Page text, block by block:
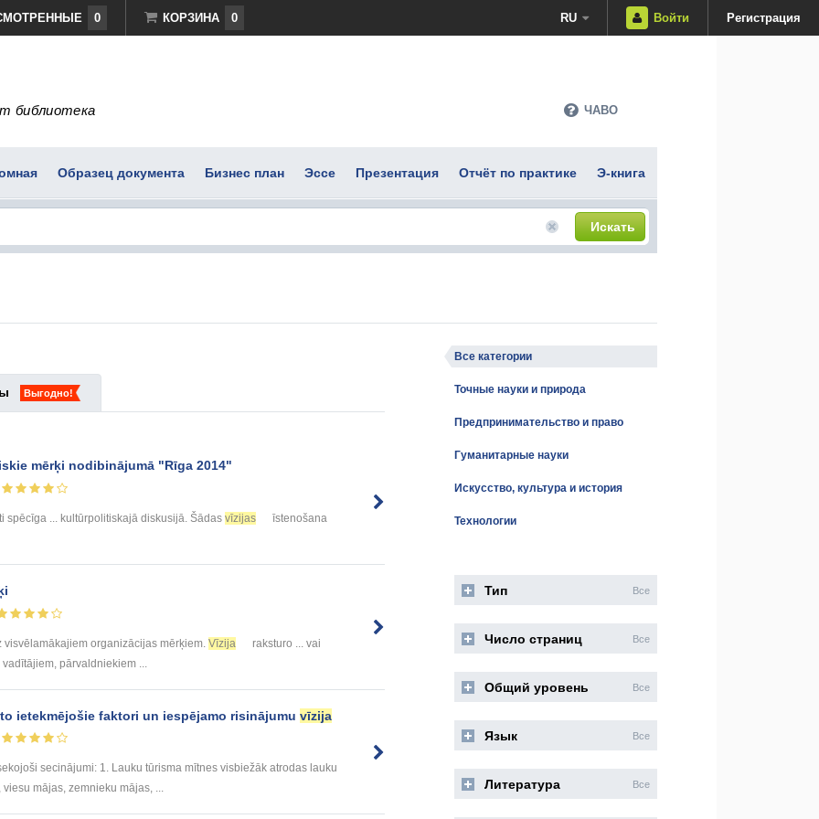
0 КОРЗИНА 0 RU Войти Регистрация
библиотека ЧАВО
Образец документа Бизнес план Эссе Презентация Отчёт по практике Э-книга
Искать
Выгодно!
mērķi nodibinājumā "Rīga 2014"
spēcīga ... kultūrpolitiskajā diskusijā. Šādas vīzijas
īstenošana
visvēlamākajiem organizācijas mērķiem. Vīzija
raksturo ... vai
vadītājiem, pārvaldniekiem ...
ietekmējošie faktori un iespējamo risinājumu vīzija
secinājumi: 1. Lauku tūrisma mītnes visbiežāk atrodas lauku
mājas, zemnieku mājas, ...
Все категории
Точные науки и природа
Предпринимательство и право
Гуманитарные науки
Искусство, культура и история
Технологии
Тип Все
Число страниц Все
Общий уровень Все
Язык Все
Литература Все